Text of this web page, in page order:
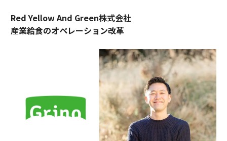
Red Yellow And Green株式会社
産業給食のオペレーション改革